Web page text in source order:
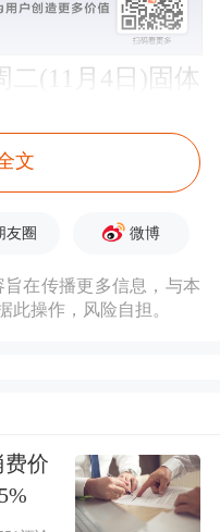
(11月4日)固体
概念股活跃，
华通
涨超10%，
Energy近期持
。
Energy成立于
固体氧化物燃料
文
友圈 微博
在传播更多信息，与本
此操作，风险自担。
价